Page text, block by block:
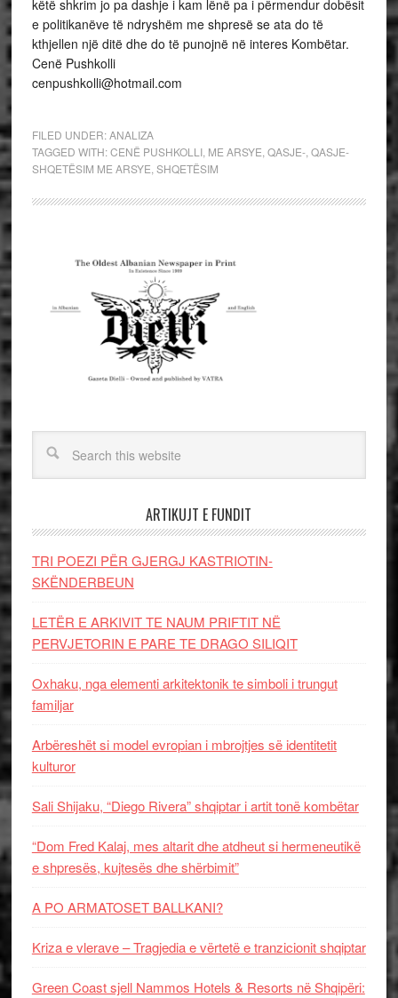
këtë shkrim jo pa dashje i kam lënë pa i përmendur dobësit
e politikanëve të ndryshëm me shpresë se ata do të
kthjellen një ditë dhe do të punojnë në interes Kombëtar.
Cenë Pushkolli
cenpushkolli@hotmail.com
FILED UNDER:ANALIZA
TAGGED WITH:CENË PUSHKOLLI, ME ARSYE QASJE-, QASJE-
SHQETËSIM ME ARSYE SHQETËSIM
ARTIKUJT E FUNDIT
TRI POEZI PËR GJERGJ KASTRIOTIN-
SKËNDERBEUN
LETËR E ARKIVIT TE NAUM PRIFTIT NË
PERVJETORIN E PARE TE DRAGO SILIQIT
Oxhaku, nga elementi arkitektonik te simboli i trungut
familjar
Arbëreshët si model evropian i mbrojtjes së identitetit
kulturor
Sali Shijaku, “Diego Rivera” shqiptar i artit tonë kombëtar
“Dom Fred Kalaj, mes altarit dhe atdheut si hermeneutikë
e shpresës, kujtesës dhe shërbimit”
A PO ARMATOSET BALLKANI?
Kriza e vlerave – Tragjedia e vërtetë e tranzicionit shqiptar
Green Coast sjell Nammos Hotels & Resorts në Shqipëri: